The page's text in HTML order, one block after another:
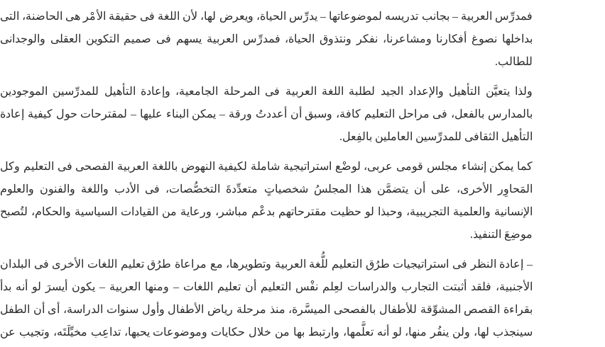
فمدرِّس العربية – بجانب تدريسه لموضوعاتها – يدرِّس الحياة، ويعرض لها، لأن اللغة فى حقيقة الأمْر هى الحاضنة، التى
بداخلها نصوغ أفكارنا ومشاعرنا، نفكر ونتذوق الحياة، فمدرِّس العربية يسهم فى صميم التكوين العقلى والوجدانى
للطالب.
ولذا يتعيَّن التأهيل والإعداد الجيد لطلبة اللغة العربية فى المرحلة الجامعية، وإعادة التأهيل للمدرِّسين الموجودين
بالمدارس بالفعل، فى مراحل التعليم كافة، وسبق أن أعددتُ ورقة – يمكن البناء عليها – لمقترحات حول كيفية إعادة
التأهيل الثقافى للمدرِّسين العاملين بالفِعل.
كما يمكن إنشاء مجلس قومى عربى، لوضْع استراتيجية شاملة لكيفية النهوض باللغة العربية الفصحى فى التعليم وكل
المَحاوِر الأخرى، على أن يتضمَّن هذا المجلسُ شخصياتٍ متعدِّدةَ التخصُّصات، فى الأدب واللغة والفنون والعلوم
الإنسانية والعلمية التجريبية، وحبذا لو حظيت مقترحاتهم بدعْم مباشر، ورعاية من القيادات السياسية والحكام، لتُصبح
موضِعَ التنفيذ.
– إعادة النظر فى استراتيجيات طرُق التعليم للُّغة العربية وتطويرها، مع مراعاة طرُق تعليم اللغات الأخرى فى البلدان
الأجنبية، فلقد أثبتت التجارب والدراسات لعِلم نفْس التعليم أن تعليم اللغات – ومنها العربية – يكون أيسرَ لو أنه بدأ
بقراءة القصص المشوِّقة للأطفال بالفصحى الميسَّرة، منذ مرحلة رياض الأطفال وأول سنوات الدراسة، أى أن الطفل
سينجذب لها، ولن ينفُر منها، لو أنه تعلَّمها، وارتبط بها من خلال حكايات وموضوعات يحبها، تداعِب مخيِّلَتَه، وتجيب عن